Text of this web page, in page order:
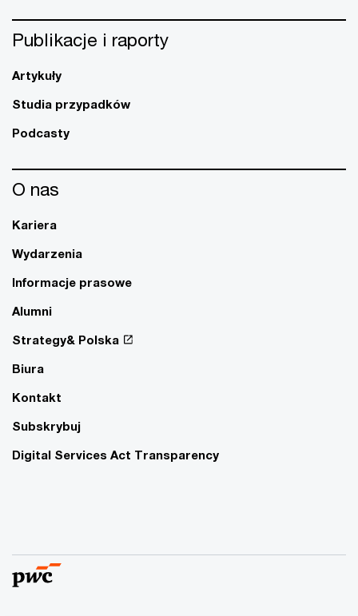
Publikacje i raporty
Artykuły
Studia przypadków
Podcasty
O nas
Kariera
Wydarzenia
Informacje prasowe
Alumni
Strategy& Polska
Biura
Kontakt
Subskrybuj
Digital Services Act Transparency